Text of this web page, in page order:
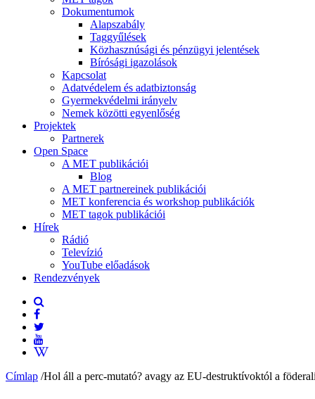
Dokumentumok
Alapszabály
Taggyűlések
Közhasznúsági és pénzügyi jelentések
Bírósági igazolások
Kapcsolat
Adatvédelem és adatbiztonság
Gyermekvédelmi irányelv
Nemek közötti egyenlőség
Projektek
Partnerek
Open Space
A MET publikációi
Blog
A MET partnereinek publikációi
MET konferencia és workshop publikációk
MET tagok publikációi
Hírek
Rádió
Televízió
YouTube előadások
Rendezvények
Címlap /Hol áll a perc-mutató? avagy az EU-destruktívoktól a